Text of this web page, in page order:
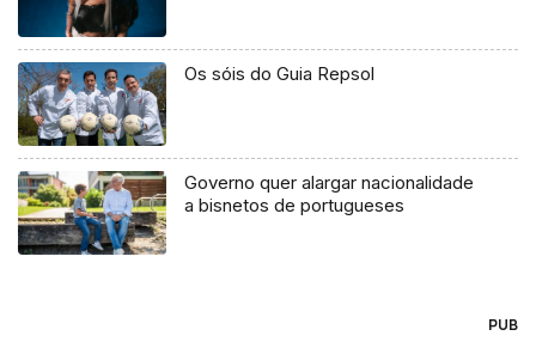
Os sóis do Guia Repsol
Governo quer alargar nacionalidade
a bisnetos de portugueses
PUB